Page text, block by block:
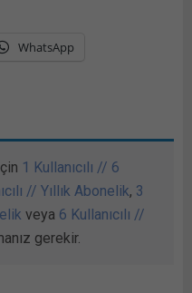
WhatsApp
1 Kullanıcılı // 6
// Yıllık Abonelik, 3
veya 6 Kullanıcılı //
gerekir.